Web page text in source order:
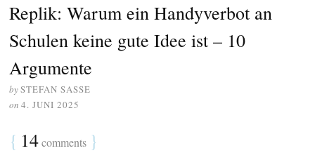
Replik: Warum ein Handyverbot an
Schulen keine gute Idee ist – 10
Argumente
bySTEFAN SASSE
on 4. JUNI 2025
{ 14comments }